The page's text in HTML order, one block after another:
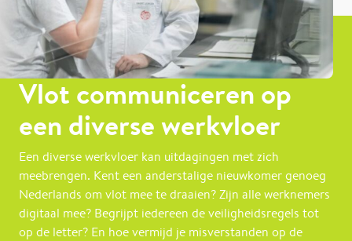
Vlot communiceren op
een diverse werkvloer
Een diverse werkvloer kan uitdagingen met zich
meebrengen. Kent een anderstalige nieuwkomer genoeg
Nederlands om vlot mee te draaien? Zijn alle werknemers
digitaal mee? Begrijpt iedereen de veiligheidsregels tot
op de letter? En hoe vermijd je misverstanden op de